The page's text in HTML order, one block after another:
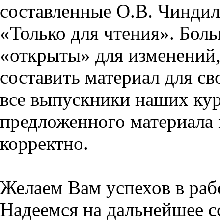
составленные О.В.
«Только для чтения».
«открыты» для
составить материал для
все выпускники наших
предложенного
корректно.
Желаем Вам успехов в
Надеемся на дальнейшее